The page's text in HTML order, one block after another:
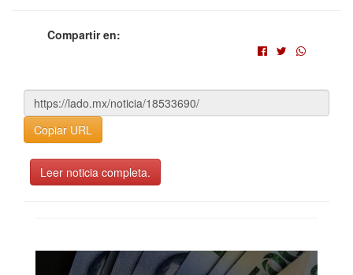
Compartir en:
Copiar URL
Leer noticia completa.